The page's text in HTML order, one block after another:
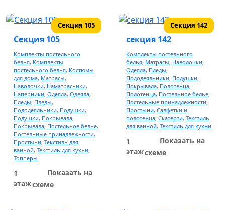
Платья
Лосины
Шапки
Перчатки
Верхняя одежда
Костюмы
Куртки
Верхняя женская одежда
Секция 105
Секция 105
Комплекты постельного
белья, Комплекты
постельного белья, Костюмы
для дома, Матрасы,
Наволочки, Наматрасники,
Наперники, Одеяла, Одеяла,
Пледы, Пледы,
Пододеяльники, Подушки,
Подушки, Покрывала,
Покрывала, Постельное белье,
Постельные принадлежности,
Простыни, Текстиль для
ванной, Текстиль для кухни,
Топперы
1
этаж
Показать на
схеме
Секция 142
секция 142
Комплекты постельного
белья, Матрасы, Наволочки,
Одеяла, Пледы,
Пододеяльники, Подушки,
Покрывала, Полотенца,
Полотенца, Постельное белье,
Постельные принадлежности,
Простыни, Салфетки и
полотенца, Скатерти, Текстиль
для ванной, Текстиль для кухни
1
этаж
Показать на
схеме